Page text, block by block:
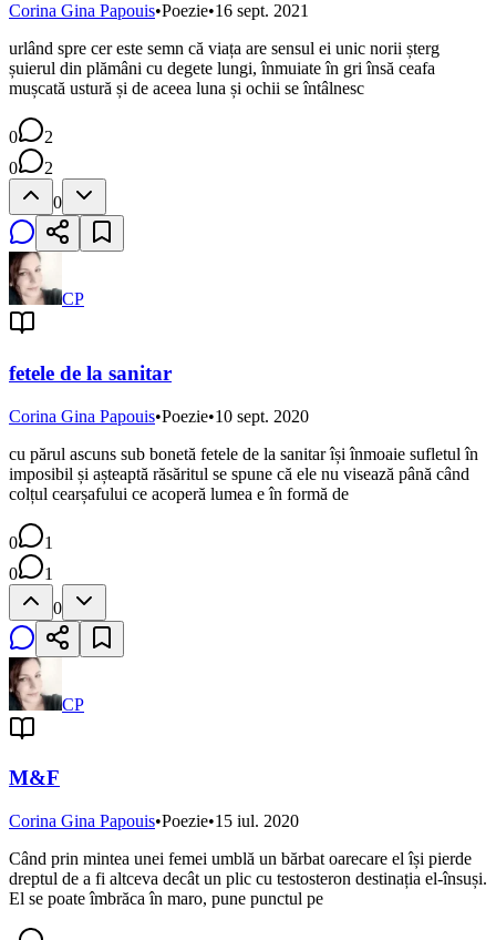
Corina Gina Papouis•Poezie•16 sept. 2021
urlând spre cer este semn că viața are sensul ei unic norii șterg
șuierul din plămâni cu degete lungi, înmuiate în gri însă ceafa
mușcată ustură și de aceea luna și ochii se întâlnesc
0
2
0
2
0
CP
fetele de la sanitar
Corina Gina Papouis•Poezie•10 sept. 2020
cu părul ascuns sub bonetă fetele de la sanitar își înmoaie sufletul în
imposibil și așteaptă răsăritul se spune că ele nu visează până când
colțul cearșafului ce acoperă lumea e în formă de
0
1
0
1
0
CP
M&F
Corina Gina Papouis•Poezie•15 iul. 2020
Când prin mintea unei femei umblă un bărbat oarecare el își pierde
dreptul de a fi altceva decât un plic cu testosteron destinația el-însuși.
El se poate îmbrăca în maro, pune punctul pe